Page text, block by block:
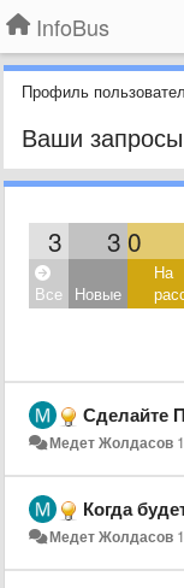
InfoBus
Профиль
Ваши запросы
3 3 0
Все Новые
На
Сделайте
Медет Жолдасов
Когда
Медет Жолдасов